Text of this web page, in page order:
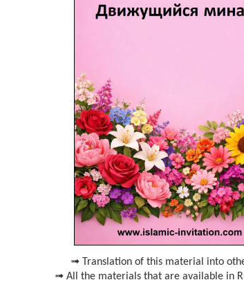
➟ Translation of this material into
➟ All the materials that are available in